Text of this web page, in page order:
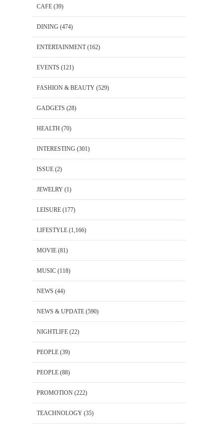
CAFE (39)
DINING (474)
ENTERTAINMENT(162)
EVENTS (121)
FASHION & BEAUTY (529)
GADGETS (28)
HEALTH (70)
INTERESTING (301)
ISSUE (2)
JEWELRY (1)
LEISURE (177)
LIFESTYLE (1,166)
MOVIE (81)
MUSIC (118)
NEWS (44)
NEWS & UPDATE (590)
NIGHTLIFE (22)
PEOPLE (39)
PEOPLE (88)
PROMOTION (222)
TEACHNOLOGY (35)